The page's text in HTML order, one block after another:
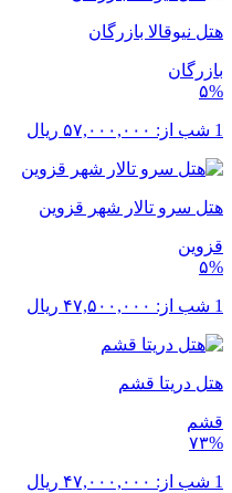
هتل نیوقالا بازرگان
بازرگان
۵%
1 شب از: ۵۷,۰۰۰,۰۰۰ ریال
هتل سرو تالار شهر قزوین
قزوین
۵%
1 شب از: ۴۷,۵۰۰,۰۰۰ ریال
هتل دریتا قشم
قشم
۷۳%
1 شب از: ۴۷,۰۰۰,۰۰۰ ریال